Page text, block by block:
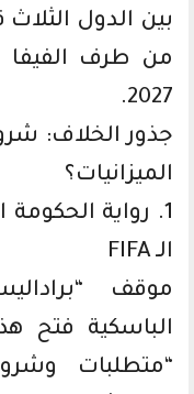
بين الدول
من طرف الفيفا
2027.
جذور الخلاف:
الميزانيات؟
1. رواية
الـ FIFA
موقف
الباسكية فتح
“متطلبات